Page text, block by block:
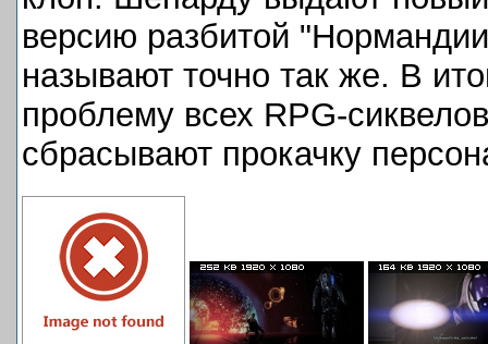
версию разбитой
называют точно так же. В
проблему всех RPG-
сбрасывают прокачку